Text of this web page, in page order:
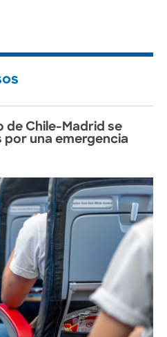
de Chile-Madrid se
por una emergencia